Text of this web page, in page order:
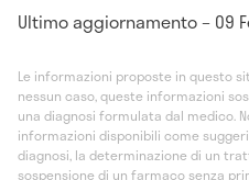
Ultimo aggiornamento – 09
Le informazioni proposte in questo
nessun caso, queste informazioni
una diagnosi formulata dal medico.
informazioni disponibili come
diagnosi, la determinazione di un
sospensione di un farmaco senza